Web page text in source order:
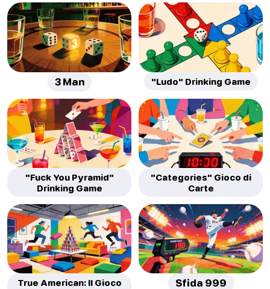
3 Man "Ludo" Drinking Game
"Fuck You Pyramid"
Drinking Game
"Categories" Gioco di
Carte
True American: Il Gioco
Sfida 999